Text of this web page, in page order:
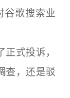
谷歌搜索业
式投诉，
查，还是驳